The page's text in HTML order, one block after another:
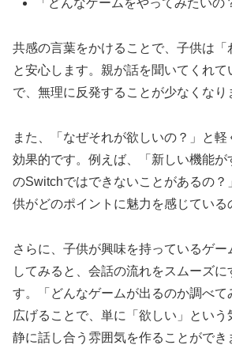
「どんなゲームをやってみたいの
共感の言葉をかけることで、子供は「
と安心します。親が話を聞いてくれて
で、無理に反発することが少なくなり
また、「なぜそれが欲しいの？」と軽
効果的です。例えば、「新しい機能が
のSwitchではできないことがあるの？
供がどのポイントに魅力を感じている
さらに、子供が興味を持っているゲ
してみると、会話の流れをスムーズに
す。「どんなゲームが出るのか調べて
広げることで、単に「欲しい」とい
静に話し合う雰囲気を作ることができ